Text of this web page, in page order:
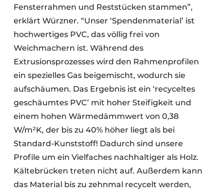
Fensterrahmen und Reststücken stammen”,
erklärt Würzner. “Unser ‘Spendenmaterial’ ist
hochwertiges PVC, das völlig frei von
Weichmachern ist. Während des
Extrusionsprozesses wird den Rahmenprofilen
ein spezielles Gas beigemischt, wodurch sie
aufschäumen. Das Ergebnis ist ein ‘recyceltes
geschäumtes PVC’ mit hoher Steifigkeit und
einem hohen Wärmedämmwert von 0,38
W/m²K, der bis zu 40% höher liegt als bei
Standard-Kunststoff! Dadurch sind unsere
Profile um ein Vielfaches nachhaltiger als Holz.
Kältebrücken treten nicht auf. Außerdem kann
das Material bis zu zehnmal recycelt werden,